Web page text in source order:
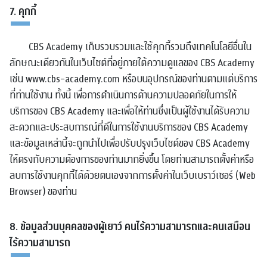
7. คุกกี้
CBS Academy เก็บรวบรวมและใช้คุกกี้รวมถึงเทคโนโลยีอื่นใน
ลักษณะเดียวกันในเว็บไซต์ที่อยู่ภายใต้ความดูแลของ CBS Academy
เช่น www.cbs-academy.com หรือบนอุปกรณ์ของท่านตามแต่บริการ
ที่ท่านใช้งาน ทั้งนี้ เพื่อการดำเนินการด้านความปลอดภัยในการให้
บริการของ CBS Academy และเพื่อให้ท่านซึ่งเป็นผู้ใช้งานได้รับความ
สะดวกและประสบการณ์ที่ดีในการใช้งานบริการของ CBS Academy
และข้อมูลเหล่านี้จะถูกนำไปเพื่อปรับปรุงเว็บไซต์ของ CBS Academy
ให้ตรงกับความต้องการของท่านมากยิ่งขึ้น โดยท่านสามารถตั้งค่าหรือ
ลบการใช้งานคุกกี้ได้ด้วยตนเองจากการตั้งค่าในเว็บเบราว์เซอร์ (Web
Browser) ของท่าน
8. ข้อมูลส่วนบุคคลของผู้เยาว์ คนไร้ความสามารถและคนเสมือน
ไร้ความสามารถ